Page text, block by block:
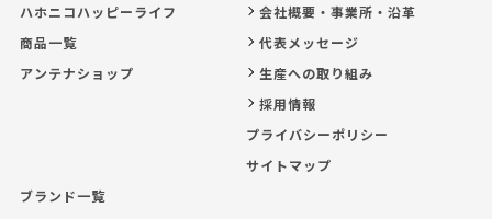
ハホニコハッピーライフ
商品一覧
アンテナショップ
ブランド一覧
会社概要・事業所・沿革
代表メッセージ
生産への取り組み
採用情報
プライバシーポリシー
サイトマップ